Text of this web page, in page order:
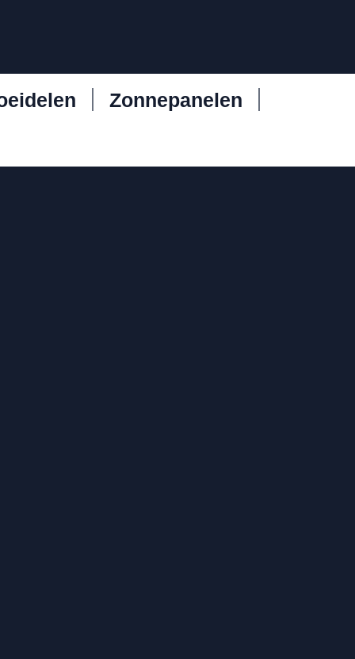
Zonnepanelen